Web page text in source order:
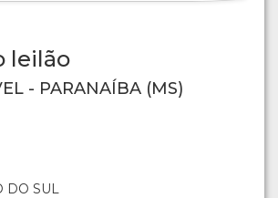
leilão
- PARANAÍBA (MS)
DO SUL